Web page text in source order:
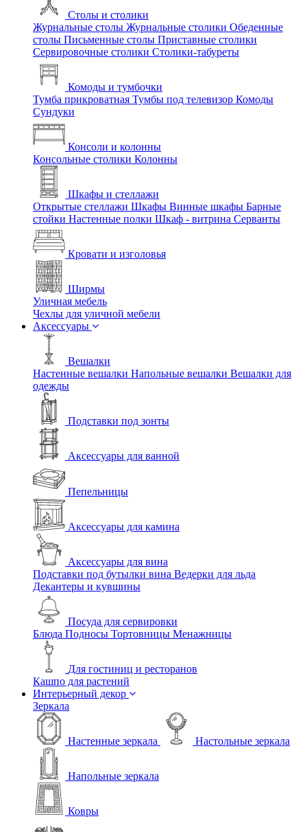
Столы и столики
Журнальные столы Журнальные столики Обеденные
столы Письменные столы Приставные столики
Сервировочные столики Столики-табуреты
Комоды и тумбочки
Тумба прикроватная Тумбы под телевизор Комоды
Сундуки
Консоли и колонны
Консольные столики Колонны
Шкафы и стеллажи
Открытые стеллажи Шкафы Винные шкафы Барные
стойки Настенные полки Шкаф - витрина Серванты
Кровати и изголовья
Ширмы
Уличная мебель
Чехлы для уличной мебели
Аксессуары
Вешалки
Настенные вешалки Напольные вешалки Вешалки для
одежды
Подставки под зонты
Аксессуары для ванной
Пепельницы
Аксессуары для камина
Аксессуары для вина
Подставки под бутылки вина Ведерки для льда
Декантеры и кувшины
Посуда для сервировки
Блюда Подносы Тортовницы Менажницы
Для гостиниц и ресторанов
Кашпо для растений
Интерьерный декор
Зеркала
Настенные зеркала Настольные зеркала
Напольные зеркала
Ковры